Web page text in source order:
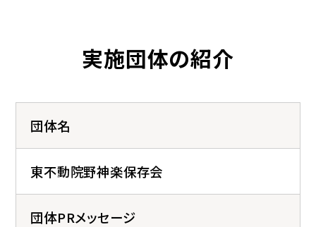
実施団体の紹介
団体名
東不動院野神楽保存会
団体PRメッセージ